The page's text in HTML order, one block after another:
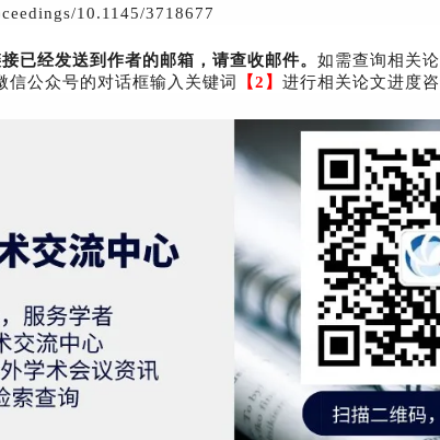
10.1145/3718677
已经发送到作者的邮箱，请查收邮件。 如需查询相关
信公众号的对话框输入关键词 【2 】 进行相关论文进度咨